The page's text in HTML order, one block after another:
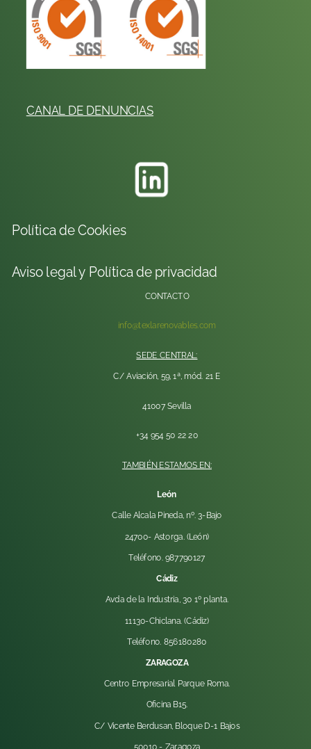
CANAL DE DENUNCIAS
Política de Cookies
Aviso legal y Política de privacidad
CONTACTO
info@texlarenovables.com
SEDE CENTRAL:
C/ Aviación, 59, 1ª, mód. 21 E
41007 Sevilla
+34 954 50 22 20
TAMBIÉN ESTAMOS EN:
León
Calle Alcala Pineda, nº. 3-Bajo
24700- Astorga. (León)
Teléfono. 987790127
Cádiz
Avda de la Industria, 30 1º planta.
11130-Chiclana. (Cádiz)
Teléfono. 856180280
ZARAGOZA
Centro Empresarial Parque Roma.
Oficina B15.
C/ Vicente Berdusan, Bloque D-1 Bajos